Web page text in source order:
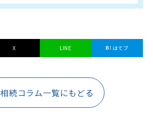
X LINE はてブ
相続コラム一覧にもどる